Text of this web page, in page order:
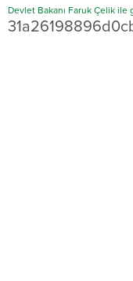
Devlet Bakanı Faruk Çelik ile